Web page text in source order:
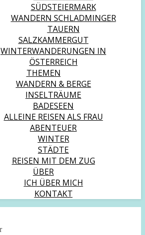
SÜDSTEIERMARK
WANDERN SCHLADMINGER
TAUERN
SALZKAMMERGUT
WINTERWANDERUNGEN IN
ÖSTERREICH
THEMEN
WANDERN & BERGE
INSELTRÄUME
BADESEEN
ALLEINE REISEN ALS FRAU
ABENTEUER
WINTER
STÄDTE
REISEN MIT DEM ZUG
ÜBER
ICH ÜBER MICH
KONTAKT